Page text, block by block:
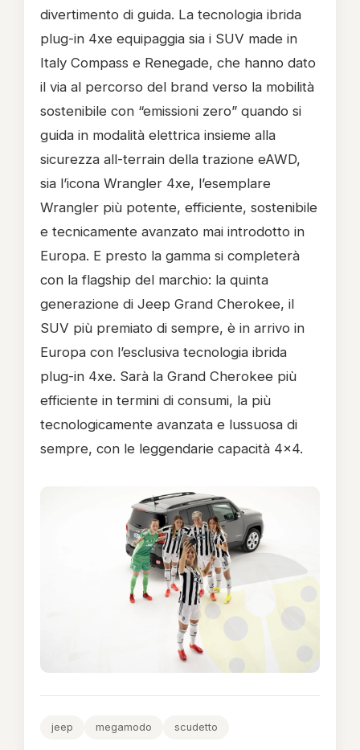
divertimento di guida. La tecnologia ibrida
plug-in 4xe equipaggia sia i SUV made in
Italy Compass e Renegade, che hanno dato
il via al percorso del brand verso la mobilità
sostenibile con “emissioni zero” quando si
guida in modalità elettrica insieme alla
sicurezza all-terrain della trazione eAWD,
sia l’icona Wrangler 4xe, l’esemplare
Wrangler più potente, efficiente, sostenibile
e tecnicamente avanzato mai introdotto in
Europa. E presto la gamma si completerà
con la flagship del marchio: la quinta
generazione di Jeep Grand Cherokee, il
SUV più premiato di sempre, è in arrivo in
Europa con l’esclusiva tecnologia ibrida
plug-in 4xe. Sarà la Grand Cherokee più
efficiente in termini di consumi, la più
tecnologicamente avanzata e lussuosa di
sempre, con le leggendarie capacità 4x4.
jeep megamodo scudetto